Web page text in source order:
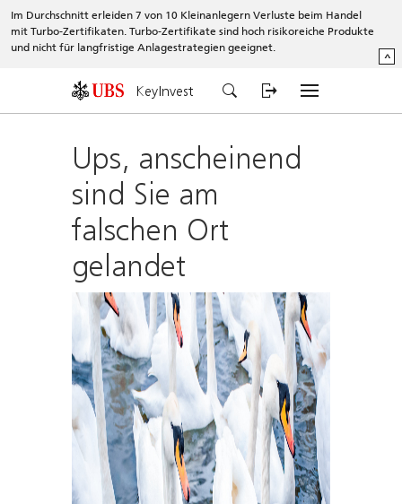
Im Durchschnitt erleiden 7 von 10 Kleinanlegern Verluste beim Handel
mit Turbo-Zertifikaten. Turbo-Zertifikate sind hoch risikoreiche Produkte
und nicht für langfristige Anlagestrategien geeignet.
^
KeyInvest
Ups, anscheinend
sind Sie am
falschen Ort
gelandet